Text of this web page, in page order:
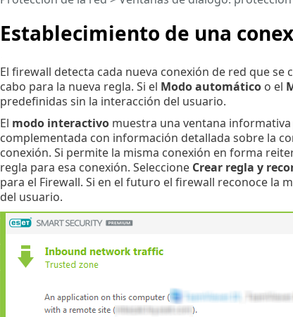
Establecimiento de una
El firewall detecta cada nueva conexión de red que
cabo para la nueva regla. Si el Modo automáticoo el
predefinidas sin la interacción del usuario.
El modo interactivomuestra una ventana informativa
complementada con información detallada sobre la
conexión. Si permite la misma conexión en forma
regla para esa conexión. Seleccione Crear regla y
para el Firewall. Si en el futuro el firewall reconoce la
del usuario.